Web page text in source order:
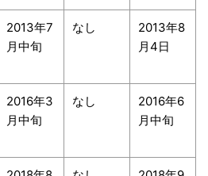
2013年7
月中旬
なし
2013年8
月4日
2016年3
月中旬
なし
2016年6
月中旬